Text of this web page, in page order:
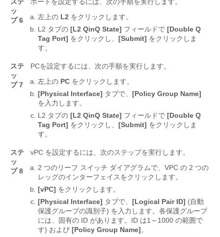
ッ
プ 6
左上の L2 をクリックします。
L2 タブの [L2 QinQ State] フィールドで [Double Q
Tag Port] をクリックし、 [Submit] をクリックしま
す。
ステ
ッ
プ 7
PCを設定するには、次の手順を実行します。
左上の PC をクリックします。
[Physical Interface] タブで、 [Policy Group Name]
を入力します。
L2 タブの [L2 QinQ State] フィールドで [Double Q
Tag Port] をクリックし、 [Submit] をクリックしま
す。
ステ
ッ
プ 8
vPC を設定するには、次のステップを実行します。
2 つのリーフ スイッチ ダイアグラムで、VPC の 2 つの
レッグのインターフェイスをクリックします。
[vPC] をクリックします。
[Physical Interface] タブで、 [Logical Pair ID] (自動
保護グループの識別子) を入力します。各保護グループ
には、固有の ID があります。ID は1～1000 の範囲で
す) および [Policy Group Name]。